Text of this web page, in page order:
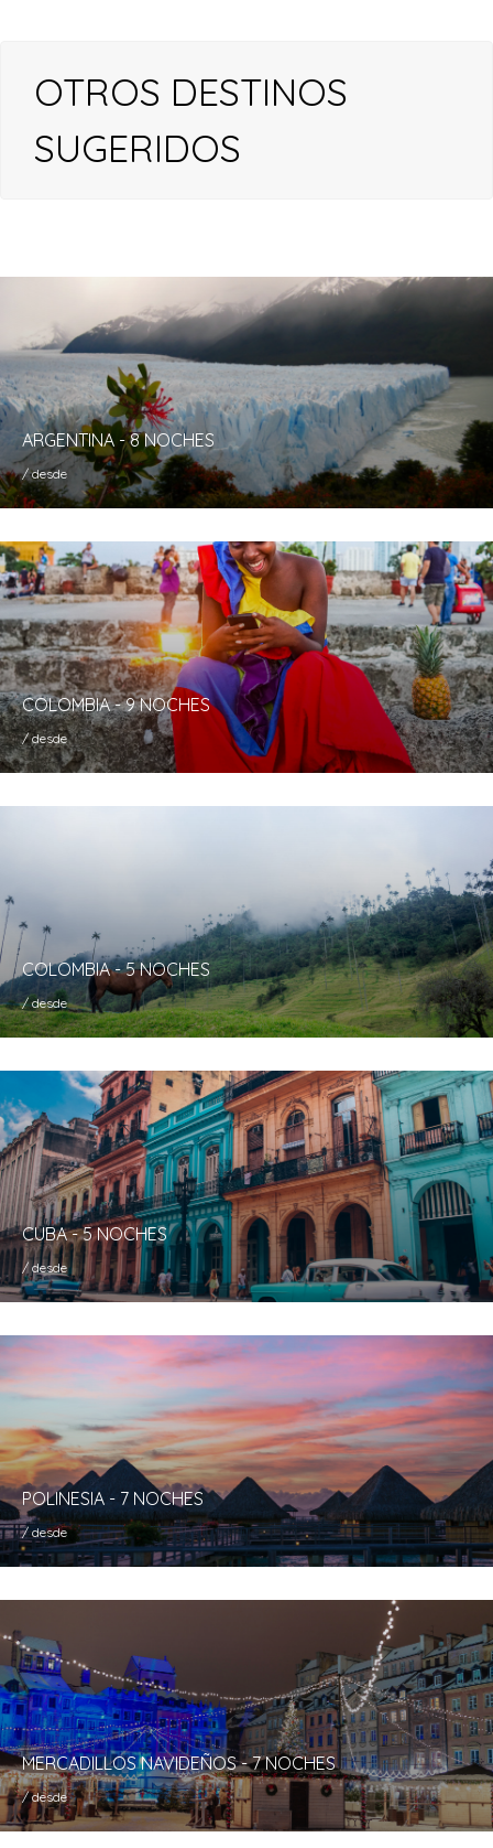
OTROS DESTINOS
SUGERIDOS
ARGENTINA - 8 NOCHES
/ desde
COLOMBIA - 9 NOCHES
/ desde
COLOMBIA - 5 NOCHES
/ desde
CUBA - 5 NOCHES
/ desde
POLINESIA - 7 NOCHES
/ desde
MERCADILLOS NAVIDEÑOS - 7 NOCHES
/ desde